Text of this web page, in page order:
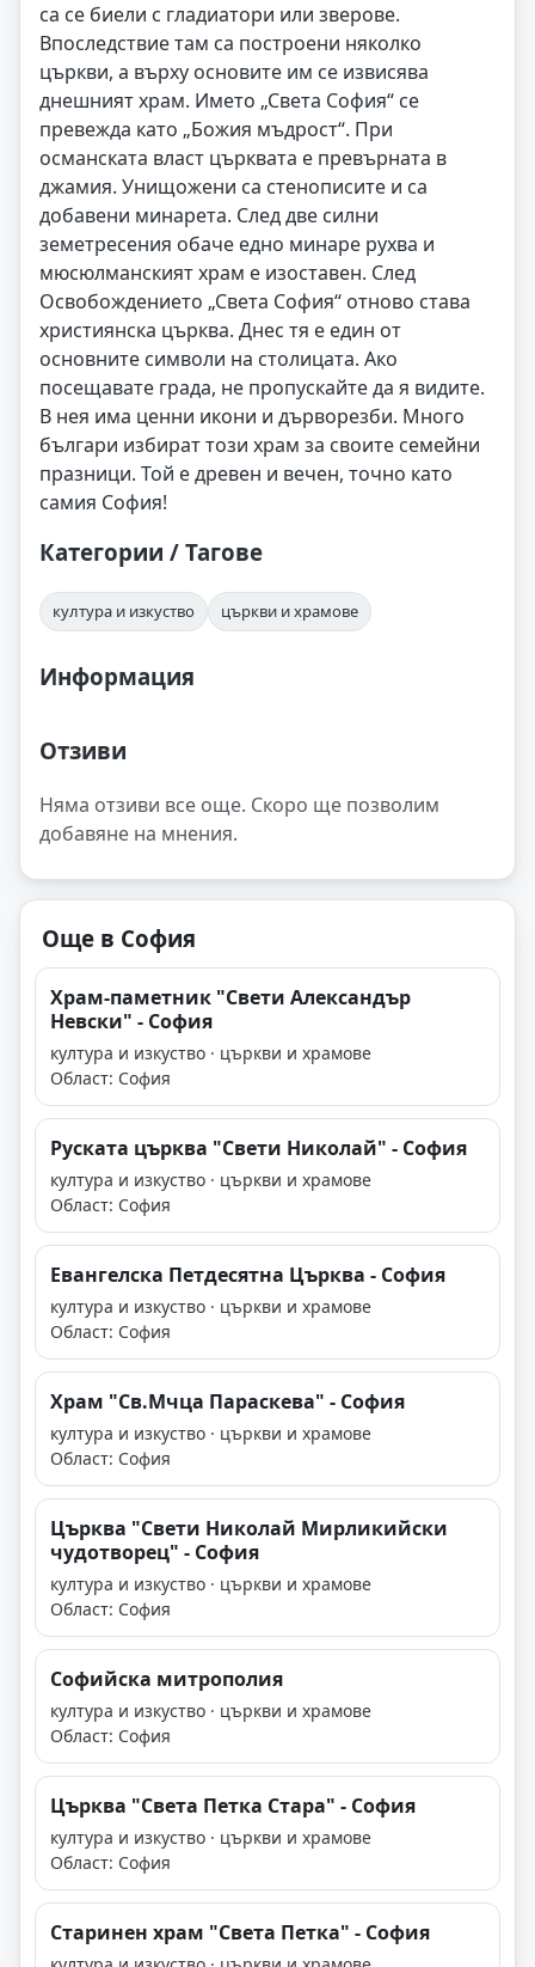
са се биели с гладиатори или зверове.
Впоследствие там са построени няколко
църкви, а върху основите им се извисява
днешният храм. Името „Света София“ се
превежда като „Божия мъдрост“. При
османската власт църквата е превърната в
джамия. Унищожени са стенописите и са
добавени минарета. След две силни
земетресения обаче едно минаре рухва и
мюсюлманският храм е изоставен. След
Освобождението „Света София“ отново става
християнска църква. Днес тя е един от
основните символи на столицата. Ако
посещавате града, не пропускайте да я видите.
В нея има ценни икони и дърворезби. Много
българи избират този храм за своите семейни
празници. Той е древен и вечен, точно като
самия София!
Категории / Тагове
култура и изкуство църкви и храмове
Информация
Отзиви
Няма отзиви все още. Скоро ще позволим
добавяне на мнения.
Още в София
Храм-паметник "Свети Александър
Невски" - София
култура и изкуство · църкви и храмове
Област: София
Руската църква "Свети Николай" - София
култура и изкуство · църкви и храмове
Област: София
Евангелска Петдесятна Църква - София
култура и изкуство · църкви и храмове
Област: София
Храм "Св.Мчца Параскева" - София
култура и изкуство · църкви и храмове
Област: София
Църква "Свети Николай Мирликийски
чудотворец" - София
култура и изкуство · църкви и храмове
Област: София
Софийска митрополия
култура и изкуство · църкви и храмове
Област: София
Църква "Света Петка Стара" - София
култура и изкуство · църкви и храмове
Област: София
Старинен храм "Света Петка" - София